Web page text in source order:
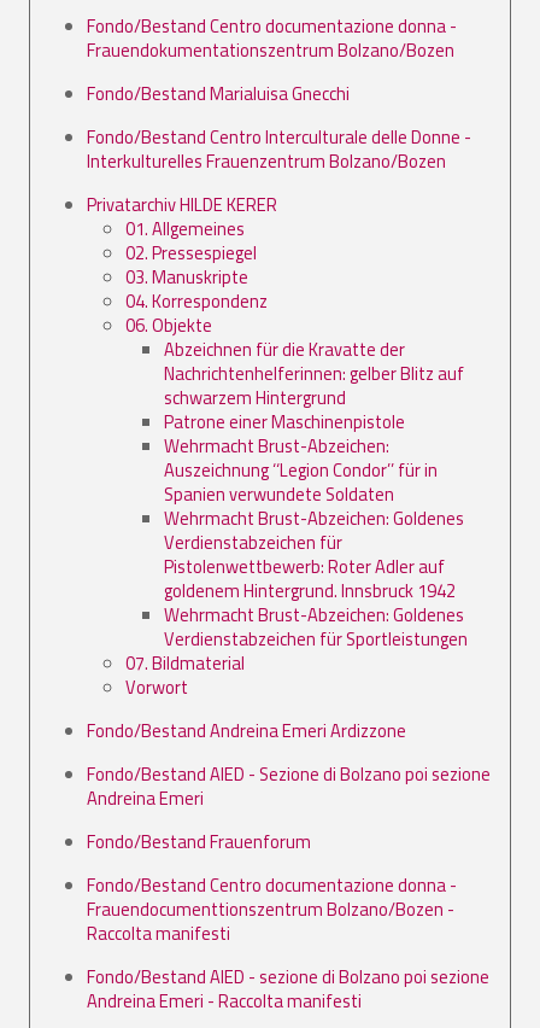
Fondo/Bestand Centro documentazione donna -
Frauendokumentationszentrum Bolzano/Bozen
Fondo/Bestand Marialuisa Gnecchi
Fondo/Bestand Centro Interculturale delle Donne -
Interkulturelles Frauenzentrum Bolzano/Bozen
Privatarchiv HILDE KERER
01. Allgemeines
02. Pressespiegel
03. Manuskripte
04. Korrespondenz
06. Objekte
Abzeichnen für die Kravatte der
Nachrichtenhelferinnen: gelber Blitz auf
schwarzem Hintergrund
Patrone einer Maschinenpistole
Wehrmacht Brust-Abzeichen:
Auszeichnung ‘‘Legion Condor’’ für in
Spanien verwundete Soldaten
Wehrmacht Brust-Abzeichen: Goldenes
Verdienstabzeichen für
Pistolenwettbewerb: Roter Adler auf
goldenem Hintergrund. Innsbruck 1942
Wehrmacht Brust-Abzeichen: Goldenes
Verdienstabzeichen für Sportleistungen
07. Bildmaterial
Vorwort
Fondo/Bestand Andreina Emeri Ardizzone
Fondo/Bestand AIED - Sezione di Bolzano poi sezione
Andreina Emeri
Fondo/Bestand Frauenforum
Fondo/Bestand Centro documentazione donna -
Frauendocumenttionszentrum Bolzano/Bozen -
Raccolta manifesti
Fondo/Bestand AIED - sezione di Bolzano poi sezione
Andreina Emeri - Raccolta manifesti